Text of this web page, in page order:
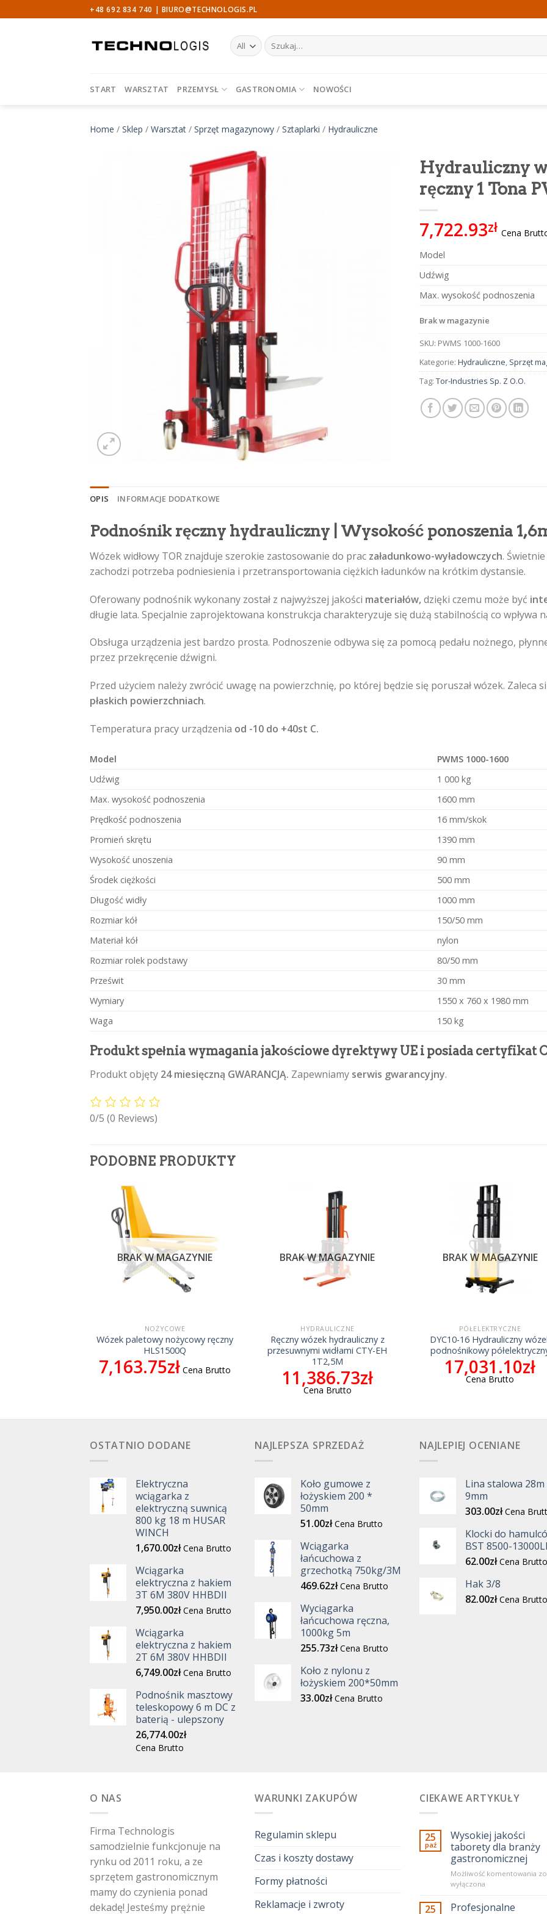
to
+48 692 834 740 | BIURO@TECHNOLOGIS.PL
Szukaj:
START WARSZTAT PRZEMYSŁ GASTRONOMIA NOWOŚCI
Home / Sklep / Warsztat / Sprzęt magazynowy / Sztaplarki / Hydrauliczne
Hydrauliczny
ręczny 1 Tona
7,722.93zł Cena
Model
Udźwig
Max. wysokość podnoszenia
Brak w magazynie
SKU: PWMS 1000-1600
Kategorie: Hydrauliczne, Sprzęt
Tag: Tor-Industries Sp. Z O.O.
OPIS INFORMACJE DODATKOWE
Podnośnik ręczny hydrauliczny | Wysokość ponoszenia
Wózek widłowy TOR znajduje szerokie zastosowanie do prac załadunkowo-wyładowczych.
zachodzi potrzeba podniesienia i przetransportowania ciężkich ładunków na krótkim dystansie.
Oferowany podnośnik wykonany został z najwyższej jakości materiałów,dzięki czemu może być
długie lata. Specjalnie zaprojektowana konstrukcja charakteryzuje się dużą stabilnością co wpływa
Obsługa urządzenia jest bardzo prosta. Podnoszenie odbywa się za pomocą pedału nożnego,
przez przekręcenie dźwigni.
Przed użyciem należy zwrócić uwagę na powierzchnię, po której będzie się poruszał wózek. Zaleca
płaskich powierzchniach.
Temperatura pracy urządzenia od -10 do +40st C.
Model
PWMS 1000-1600
Udźwig
1 000 kg
Max. wysokość podnoszenia
1600 mm
Prędkość podnoszenia
16 mm/skok
Promień skrętu
1390 mm
Wysokość unoszenia
90 mm
Środek ciężkości
500 mm
Długość widły
1000 mm
Rozmiar kół
150/50 mm
Materiał kół
nylon
Rozmiar rolek podstawy
80/50 mm
Prześwit
30 mm
Wymiary
1550 x 760 x 1980 mm
Waga
150 kg
Produkt spełnia wymagania jakościowe dyrektywy UE i posiada certyfikat
Produkt objęty 24 miesięczną GWARANCJĄ. Zapewniamy serwis gwarancyjny.
0/5 (0 Reviews)
PODOBNE PRODUKTY
BRAK W MAGAZYNIE
NOŻYCOWE
Wózek paletowy nożycowy ręczny
HLS1500Q
7,163.75zł Cena Brutto
BRAK W MAGAZYNIE
HYDRAULICZNE
Ręczny wózek hydrauliczny z
przesuwnymi widłami CTY-EH
1T2,5M
11,386.73zł
Cena Brutto
BRAK W MAGAZYNIE
PÓŁELEKTRYCZNE
DYC10-16 Hydrauliczny
podnośnikowy
17,031.10zł
Cena Brutto
OSTATNIO DODANE
Elektryczna
wciągarka z
elektryczną suwnicą
800 kg 18 m HUSAR
WINCH
1,670.00zł Cena Brutto
Wciągarka
elektryczna z hakiem
3T 6M 380V HHBDII
7,950.00zł Cena Brutto
Wciągarka
elektryczna z hakiem
2T 6M 380V HHBDII
6,749.00zł Cena Brutto
Podnośnik masztowy
teleskopowy 6 m DC z
baterią - ulepszony
26,774.00zł
Cena Brutto
NAJLEPSZA SPRZEDAŻ
Koło gumowe z
łożyskiem 200 *
50mm
51.00zł Cena Brutto
Wciągarka
łańcuchowa z
grzechotką 750kg/3M
469.62zł Cena Brutto
Wyciągarka
łańcuchowa ręczna,
1000kg 5m
255.73zł Cena Brutto
Koło z nylonu z
łożyskiem 200*50mm
33.00zł Cena Brutto
NAJLEPIEJ OCENIANE
Lina stalowa 28m
9mm
303.00zł Cena
Klocki do
BST 8500-
62.00zł Cena Brutto
Hak 3/8
82.00zł Cena Brutto
O NAS
Firma Technologis
samodzielnie funkcjonuje na
rynku od 2011 roku, a ze
sprzętem gastronomicznym
mamy do czynienia ponad
dekadę! Jesteśmy prężnie
WARUNKI ZAKUPÓW
Regulamin sklepu
Czas i koszty dostawy
Formy płatności
Reklamacje i zwroty
CIEKAWE ARTYKUŁY
25
paź
Wysokiej jakości
taborety dla branży
gastronomicznej
Możliwość komentowania
wyłączona
25
Profesjonalne